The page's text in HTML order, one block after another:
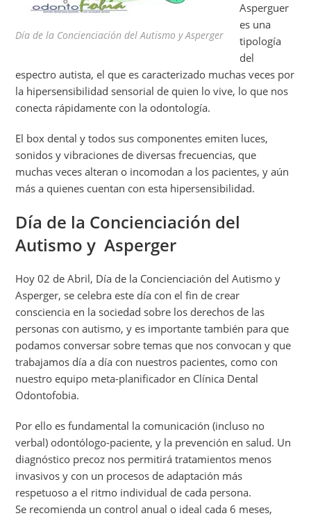
Día de la Concienciación del Autismo y Asperger
Asperguer
es una
tipología
del
espectro autista, el que es caracterizado muchas veces por
la hipersensibilidad sensorial de quien lo vive, lo que nos
conecta rápidamente con la odontología.
El box dental y todos sus componentes emiten luces,
sonidos y vibraciones de diversas frecuencias, que
muchas veces alteran o incomodan a los pacientes, y aún
más a quienes cuentan con esta hipersensibilidad.
Día de la Concienciación del
Autismo y Asperger
Hoy 02 de Abril, Día de la Concienciación del Autismo y
Asperger, se celebra este día con el fin de crear
consciencia en la sociedad sobre los derechos de las
personas con autismo, y es importante también para que
podamos conversar sobre temas que nos convocan y que
trabajamos día a día con nuestros pacientes, como con
nuestro equipo meta-planificador en Clínica Dental
Odontofobia.
Por ello es fundamental la comunicación (incluso no
verbal) odontólogo-paciente, y la prevención en salud. Un
diagnóstico precoz nos permitirá tratamientos menos
invasivos y con un procesos de adaptación más
respetuoso a el ritmo individual de cada persona.
Se recomienda un control anual o ideal cada 6 meses,